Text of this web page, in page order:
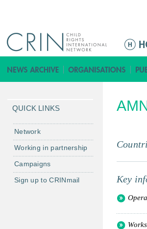
M
i
n
e
Key
QUICK LINKS
Network
Working in partnership
Campaigns
Sign up to CRINmail